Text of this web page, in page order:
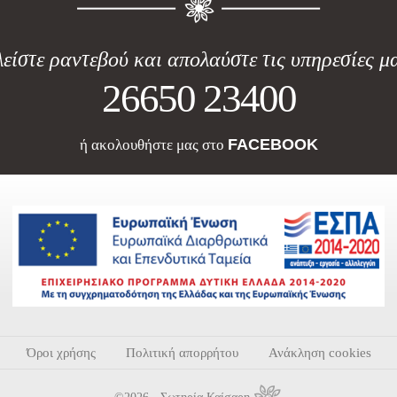
ραντεβού και απολαύστε τις υπηρεσίες
26650 23400
ή ακολουθήστε μας στο FACEBOOK
Όροι χρήσης Πολιτική απορρήτου Ανάκληση cookies